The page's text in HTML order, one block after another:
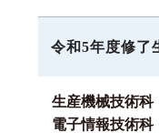
令和5年度修了
生産機械技術
電子情報技術